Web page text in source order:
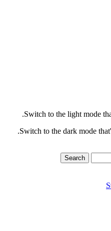
Switch to the light mode
Switch to the dark mode
Search